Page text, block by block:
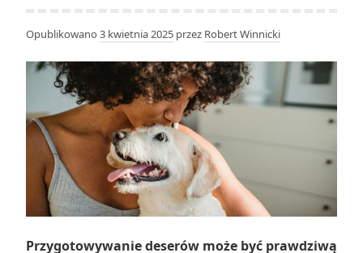
Opublikowano 3 kwietnia 2025 przez Robert Winnicki
Przygotowywanie deserów może być prawdziwą